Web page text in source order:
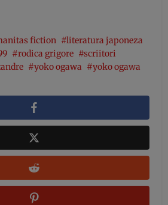
fiction
literatura japoneza
rodica grigore
scriitori
yoko ogawa
yoko ogawa